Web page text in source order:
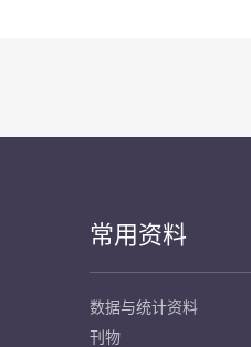
常用资料
数据与统计资料
刊物